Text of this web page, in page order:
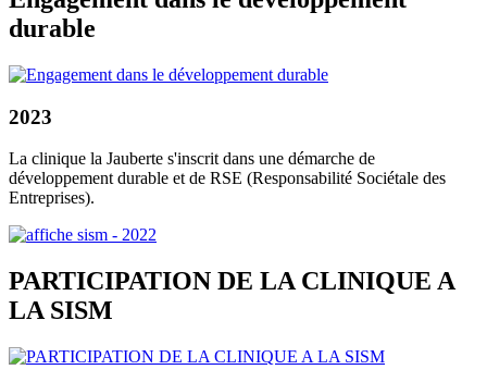
durable
2023
La clinique la Jauberte s'inscrit dans une démarche de
développement durable et de RSE (Responsabilité Sociétale des
Entreprises).
PARTICIPATION DE LA CLINIQUE A
LA SISM